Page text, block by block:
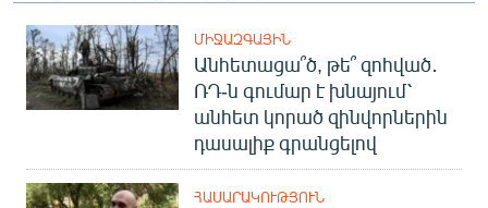
ՄԻՋԱԶԳԱՅԻՆ
Անհետացա՞ծ, թե՞ զոհված․
ՌԴ-ն գումար է խնայում՝
անհետ կորած զինվորներին
դասալիք գրանցելով
ՀԱՍԱՐԱԿՈՒԹՅՈՒՆ